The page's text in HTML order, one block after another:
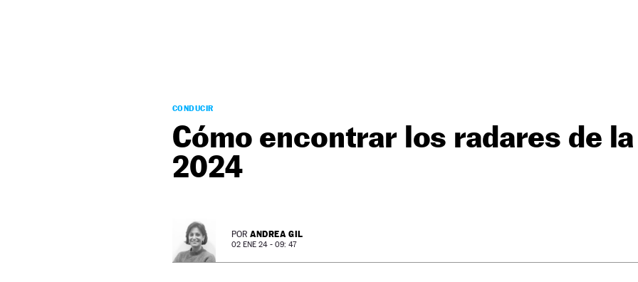
CONDUCIR
Cómo encontrar los radares de la
2024
POR ANDREA GIL
02 ENE 24 - 09: 47